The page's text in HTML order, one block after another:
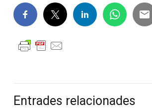
Entrades relacionades